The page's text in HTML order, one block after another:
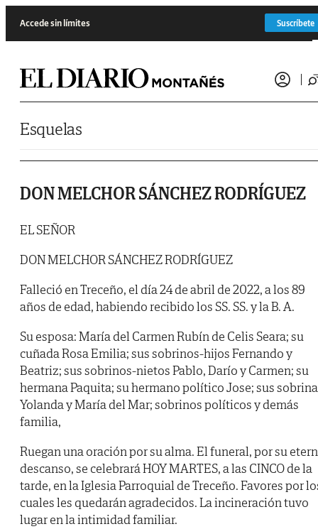
Accede sin límites Suscríbete
Esquelas
DON MELCHOR SÁNCHEZ RODRÍGUEZ
EL SEÑOR
DON MELCHOR SÁNCHEZ RODRÍGUEZ
Falleció en Treceño, el día 24 de abril de 2022, a los 89
años de edad, habiendo recibido los SS. SS. y la B. A.
Su esposa: María del Carmen Rubín de Celis Seara; su
cuñada Rosa Emilia; sus sobrinos-hijos Fernando y
Beatriz; sus sobrinos-nietos Pablo, Darío y Carmen; su
hermana Paquita; su hermano político Jose; sus
Yolanda y María del Mar; sobrinos políticos y demás
familia,
Ruegan una oración por su alma. El funeral, por su
descanso, se celebrará HOY MARTES, a las CINCO de la
tarde, en la Iglesia Parroquial de Treceño. Favores por
cuales les quedarán agradecidos. La incineración tuvo
lugar en la intimidad familiar.